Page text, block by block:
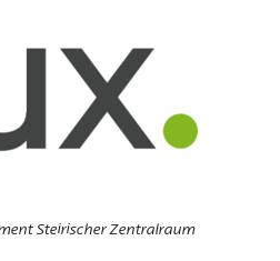
Steirischer Zentralraum